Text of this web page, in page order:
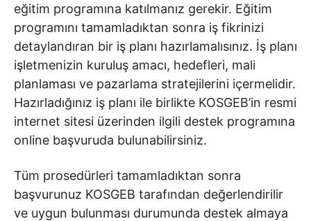
eğitim programına katılmanız gerekir. Eğitim
programını tamamladıktan sonra iş fikrinizi
detaylandıran bir iş planı hazırlamalısınız. İş planı
işletmenizin kuruluş amacı, hedefleri, mali
planlaması ve pazarlama stratejilerini içermelidir.
Hazırladığınız iş planı ile birlikte KOSGEB’in resmi
internet sitesi üzerinden ilgili destek programına
online başvuruda bulunabilirsiniz.
Tüm prosedürleri tamamladıktan sonra
başvurunuz KOSGEB tarafından değerlendirilir
ve uygun bulunması durumunda destek almaya